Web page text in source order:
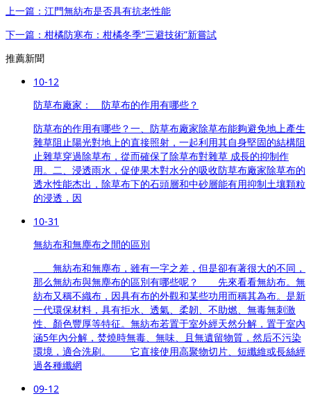
上一篇：江門無紡布是否具有抗老性能
下一篇：柑橘防寒布：柑橘冬季“三避技術”新嘗試
推薦新聞
10-12
防草布廠家： 防草布的作用有哪些？
防草布的作用有哪些？一、防草布廠家除草布能夠避免地上產生
雜草阻止陽光對地上的直接照射，一起利用其自身堅固的結構阻
止雜草穿過除草布，從而確保了除草布對雜草 成長的抑制作
用。二、浸透雨水，促使果木對水分的吸收防草布廠家除草布的
透水性能杰出，除草布下的石頭層和中砂層能有用抑制土壤顆粒
的浸透，因
10-31
無紡布和無塵布之間的區別
無紡布和無塵布，雖有一字之差，但是卻有著很大的不同，
那么無紡布與無塵布的區別有哪些呢？ 先來看看無紡布。無
紡布又稱不織布，因具有布的外觀和某些功用而稱其為布。是新
一代環保材料，具有拒水、透氣、柔韌、不助燃、無毒無刺激
性、顏色豐厚等特征。無紡布若置于室外經天然分解，置于室內
涵5年內分解，焚燒時無毒、無味、且無遺留物質，然后不污染
環境，適合洗刷。 它直接使用高聚物切片、短纖維或長絲經
過各種纖網
09-12